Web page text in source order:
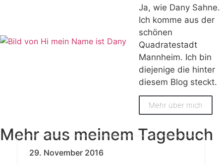
Ja, wie Dany Sahne.
Ich komme aus der
schönen
Quadratestadt
Mannheim. Ich bin
diejenige die hinter
diesem Blog steckt.
Mehr über mich
Mehr aus meinem Tagebuch
29. November 2016